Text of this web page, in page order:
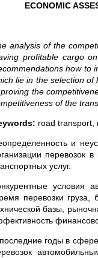
ECONOMIC
analysis of the
profitable cargo
how to
lie in the selection of
the
of the
road transport,
и
перевозок
услуг.
условия
перевозки груза,
базы,
годы в